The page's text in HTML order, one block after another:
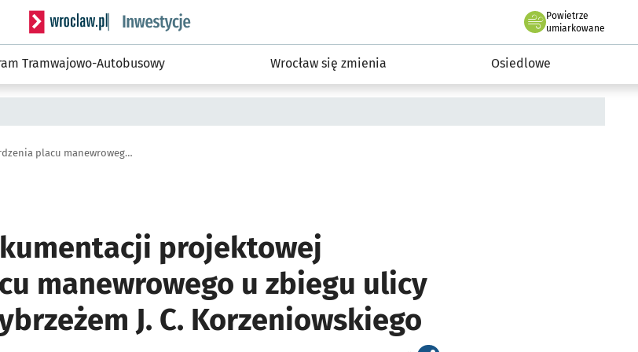
Serwis informacyjny wroclaw.pl podserwis: #InwestycjeWRO - miejskie inwestycje 2019-2032
Powietrze
we Wrocławiu
umiarkowane
Tramwajowo-Autobusowy Wrocław się zmienia Osiedlowe
Opracowanie dokumentacji projektowej utwardzenia placu manewrowego u zbiegu ulicy Trzebnickiej z Wybrzeżem J. C. Korzeniowskiego
projektowej
manewrowego u zbiegu ulicy
J. C. Korzeniowskiego